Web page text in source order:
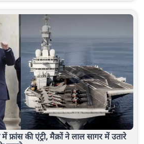
की एंट्री, मैक्रों ने लाल सागर में उतारे